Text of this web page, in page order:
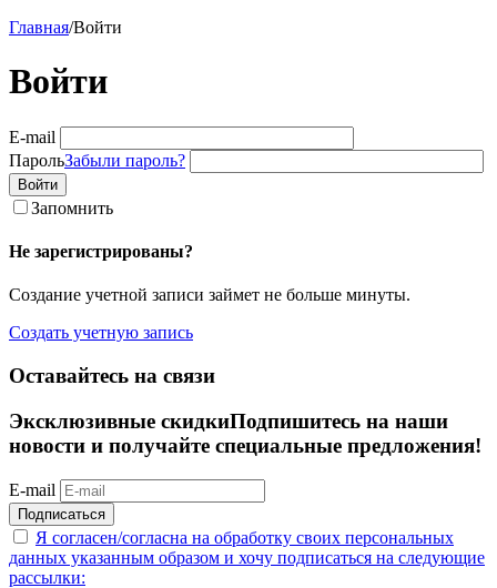
Главная/Войти
Войти
E-mail
ПарольЗабыли пароль?
Войти
Запомнить
Не зарегистрированы?
Создание учетной записи займет не больше минуты.
Создать учетную запись
Оставайтесь на связи
Эксклюзивные скидкиПодпишитесь на наши
новости и получайте специальные предложения!
E-mail
Подписаться
Я согласен/согласна на обработку своих персональных
данных указанным образом и хочу подписаться на следующие
рассылки: